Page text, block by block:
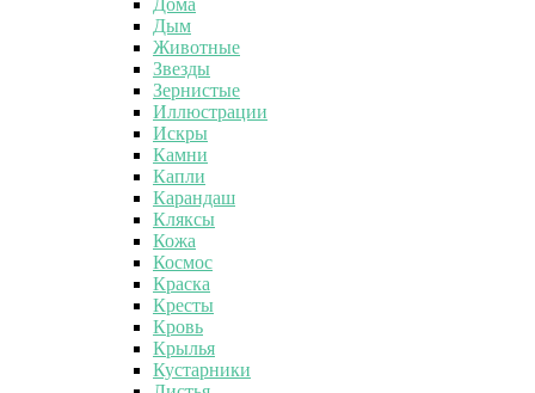
Дома
Дым
Животные
Звезды
Зернистые
Иллюстрации
Искры
Камни
Капли
Карандаш
Кляксы
Кожа
Космос
Краска
Кресты
Кровь
Крылья
Кустарники